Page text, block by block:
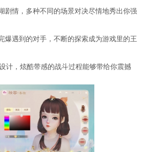
剧情，多种不同的场景对决尽情地秀出你强
爆遇到的对手，不断的探索成为游戏里的王
计，炫酷带感的战斗过程能够带给你震撼